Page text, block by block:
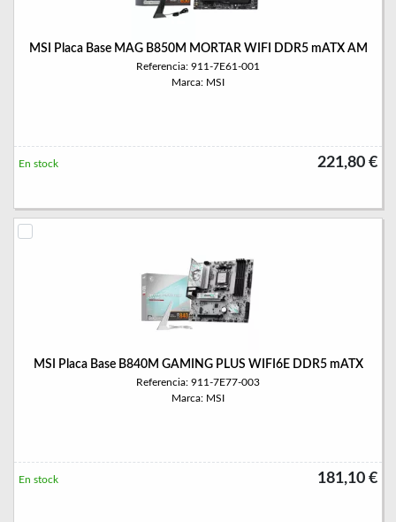
MSI Placa Base MAG B850M MORTAR WIFI DDR5 mATX AM
Referencia: 911-7E61-001
Marca: MSI
221,80 €
En stock
MSI Placa Base B840M GAMING PLUS WIFI6E DDR5 mATX
Referencia: 911-7E77-003
Marca: MSI
181,10 €
En stock